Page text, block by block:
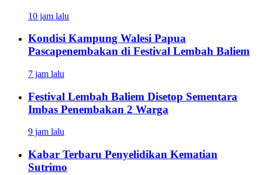
10 jam lalu
Kondisi Kampung Walesi Papua
Pascapenembakan di Festival Lembah Baliem
7 jam lalu
Festival Lembah Baliem Disetop Sementara
Imbas Penembakan 2 Warga
9 jam lalu
Kabar Terbaru Penyelidikan Kematian
Sutrimo